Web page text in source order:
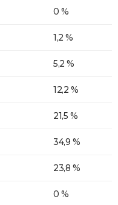
0 %
1,2 %
5,2 %
12,2 %
21,5 %
34,9 %
23,8 %
0 %